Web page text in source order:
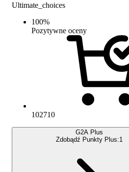
Ultimate_choices
100%
Pozytywne oceny
102710
G2A Plus
Zdobądź Punkty Plus:1